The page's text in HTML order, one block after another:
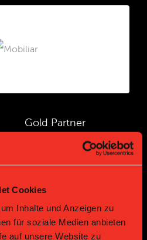
Cookies
Inhalte und Anzeigen zu
für soziale Medien anbieten
auf unsere Website zu
Gold Partner